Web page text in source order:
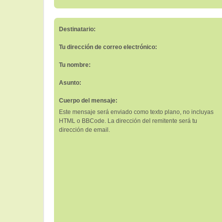
Destinatario:
Tu dirección de correo electrónico:
Tu nombre:
Asunto:
Cuerpo del mensaje:
Este mensaje será enviado como texto plano, no incluyas
HTML o BBCode. La dirección del remitente será tu
dirección de email.